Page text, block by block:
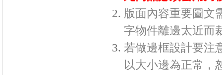
版面內容重要圖文
字物件離邊太近而
若做邊框設計要注
以大小邊為正常，